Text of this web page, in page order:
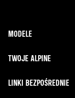
MODELE
TWOJE ALPINE
LINKI BEZPOŚREDNIE